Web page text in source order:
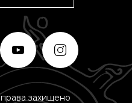
захищено